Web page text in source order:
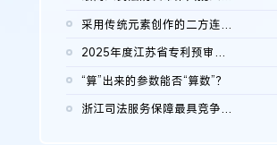
采用传统元素创作的二方连续装饰图案作品的独创性及侵权对比认定
2025年度江苏省专利预审典型案例
“算”出来的参数能否“算数”？
浙江司法服务保障最具竞争力营商环境建设典型案例（第二批）含侵...